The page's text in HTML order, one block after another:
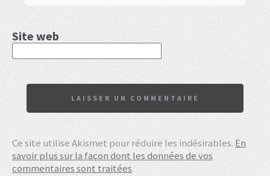
Site web
Ce site utilise Akismet pour réduire les indésirables. En
savoir plus sur la façon dont les données de vos
commentaires sont traitées.